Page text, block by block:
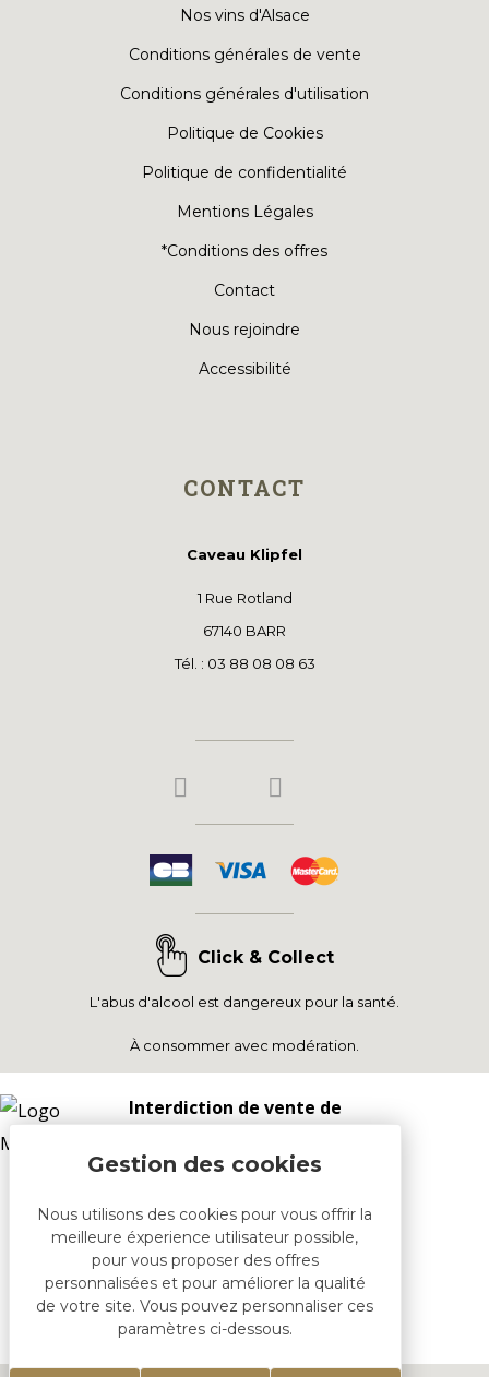
Nos vins d'Alsace
Conditions générales de vente
Conditions générales d'utilisation
Politique de Cookies
Politique de confidentialité
Mentions Légales
*Conditions des offres
Contact
Nous rejoindre
Accessibilité
CONTACT
Caveau Klipfel
1 Rue Rotland
67140 BARR
Tél. : 03 88 08 08 63
Click & Collect
L'abus d'alcool est dangereux pour la santé.
À consommer avec modération.
Interdiction de vente de
mineurs de moins de 18
la preuve de majorité est
exigée au moment de la
vente en ligne.
CODE DE LA SANTÉ PUBLIQUE,
ART.L 3342-1 ET L.3353-3
Nous utilisons des cookies pour vous offrir la
meilleure éxperience utilisateur possible,
pour vous proposer des offres
personnalisées et pour améliorer la qualité
de votre site. Vous pouvez personnaliser ces
paramètres ci-dessous.